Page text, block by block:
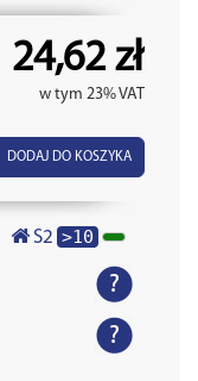
24,62 zł
w tym 23% VAT
DODAJ DO KOSZYKA
S2 >10